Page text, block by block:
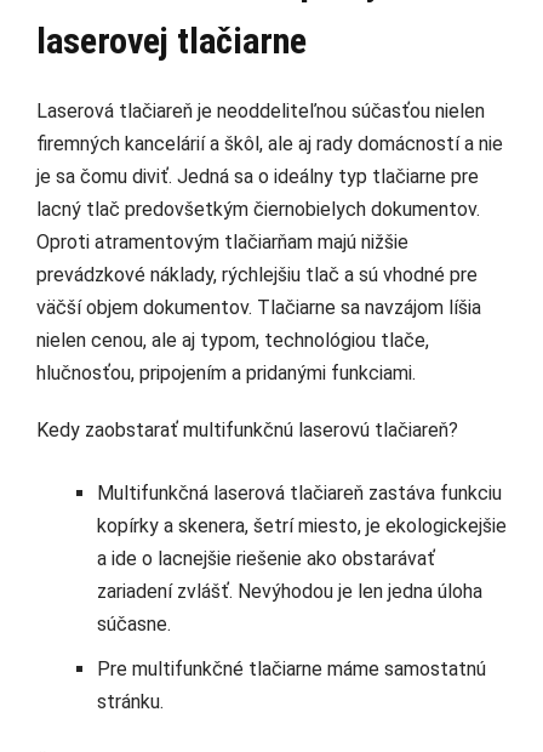
laserovej tlačiarne
Laserová tlačiareň je neoddeliteľnou súčasťou nielen
firemných kancelárií a škôl, ale aj rady domácností a nie
je sa čomu diviť. Jedná sa o ideálny typ tlačiarne pre
lacný tlač predovšetkým čiernobielych dokumentov.
Oproti atramentovým tlačiarňam majú nižšie
prevádzkové náklady, rýchlejšiu tlač a sú vhodné pre
väčší objem dokumentov. Tlačiarne sa navzájom líšia
nielen cenou, ale aj typom, technológiou tlače,
hlučnosťou, pripojením a pridanými funkciami.
Kedy zaobstarať multifunkčnú laserovú tlačiareň?
Multifunkčná laserová tlačiareň zastáva funkciu
kopírky a skenera, šetrí miesto, je ekologickejšie
a ide o lacnejšie riešenie ako obstarávať
zariadení zvlášť. Nevýhodou je len jedna úloha
súčasne.
Pre multifunkčné tlačiarne máme samostatnú
stránku.